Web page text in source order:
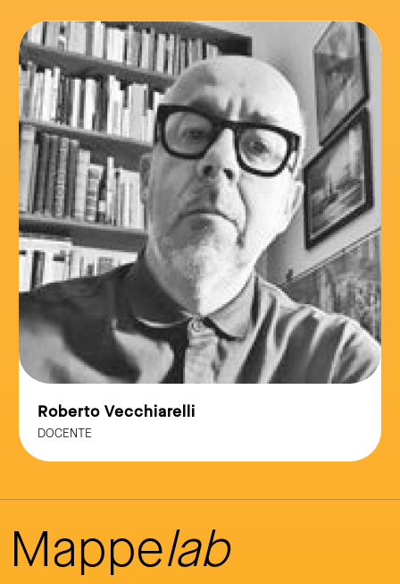
Roberto Vecchiarelli
DOCENTE
link to page
Mappelab